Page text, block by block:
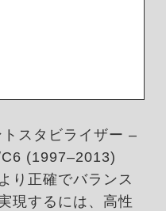
スタビライザー –
(1997–2013)
り正確でバランス
現するには、高性